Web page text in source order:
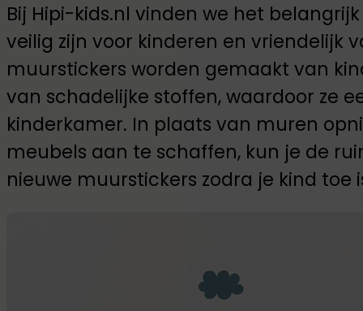
Bij Hipi-kids.nl vinden we het
veilig zijn voor kinderen en vriendelijk
muurstickers worden gemaakt van
van schadelijke stoffen, waardoor ze
kinderkamer. In plaats van muren
meubels aan te schaffen, kun je de
nieuwe muurstickers zodra je kind toe